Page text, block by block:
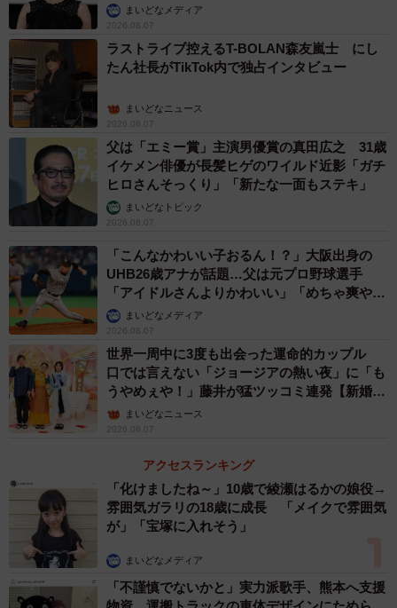
まいどなメディア
2026.08.07
ラストライブ控えるT-BOLAN森友嵐士 にし
たん社長がTikTok内で独占インタビュー
まいどなニュース
2026.08.07
父は「エミー賞」主演男優賞の真田広之 31歳
イケメン俳優が長髪ヒゲのワイルド近影「ガチ
ヒロさんそっくり」「新たな一面もステキ」
まいどなトピック
2026.08.07
「こんなかわいい子おるん！？」大阪出身の
UHB26歳アナが話題…父は元プロ野球選手
「アイドルさんよりかわいい」「めちゃ爽や
か」まいどなメディア
2026.08.07
世界一周中に3度も出会った運命的カップル
口では言えない「ジョージアの熱い夜」に「も
うやめぇや！」藤井が猛ツッコミ連発【新婚さ
ん】まいどなニュース
2026.08.07
アクセスランキング
「化けましたね～」10歳で綾瀬はるかの娘役→
雰囲気ガラリの18歳に成長 「メイクで雰囲気
が」「宝塚に入れそう」
まいどなメディア
「不謹慎でないかと」実力派歌手、熊本へ支援